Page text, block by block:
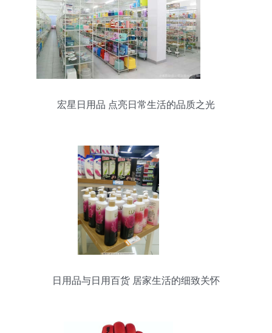
宏星日用品 点亮日常生活的品质之光
日用品与日用百货 居家生活的细致关怀